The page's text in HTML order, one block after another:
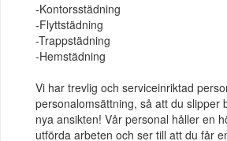
-Kontorsstädning
-Flyttstädning
-Trappstädning
-Hemstädning
Vi har trevlig och serviceinriktad
personalomsättning, så att du slipper
nya ansikten! Vår personal håller en
utförda arbeten och ser till att du får